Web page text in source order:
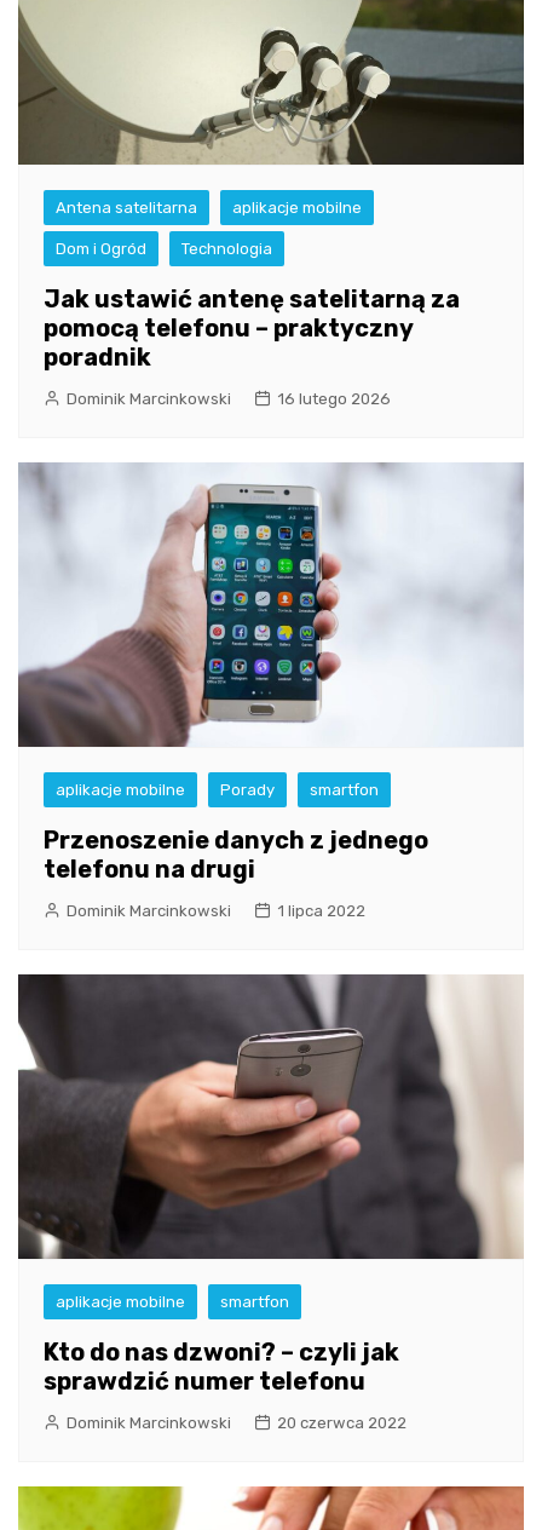
Antena satelitarna aplikacje mobilne
Dom i Ogród Technologia
Jak ustawić antenę satelitarną za
pomocą telefonu – praktyczny
poradnik
Dominik Marcinkowski 16 lutego 2026
aplikacje mobilne Porady smartfon
Przenoszenie danych z jednego
telefonu na drugi
Dominik Marcinkowski 1 lipca 2022
aplikacje mobilne smartfon
Kto do nas dzwoni? – czyli jak
sprawdzić numer telefonu
Dominik Marcinkowski 20 czerwca 2022